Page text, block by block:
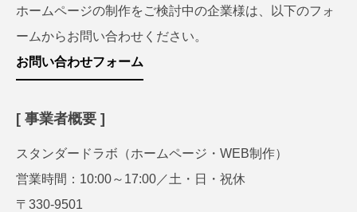
ホームページの制作をご検討中の企業様は、以下のフォ
ームからお問い合わせください。
お問い合わせフォーム
[ 事業者概要 ]
スタンダードラボ（ホームページ・WEB制作）
営業時間：10:00～17:00／土・日・祝休
〒330-9501